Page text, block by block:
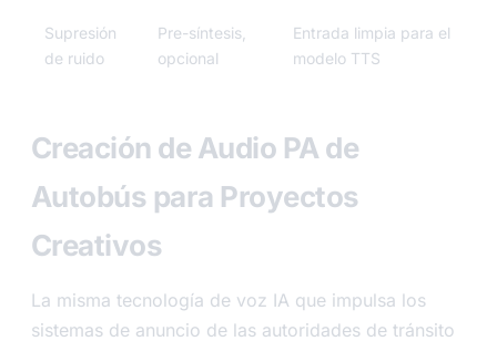
Supresión
de ruido
Pre-síntesis,
opcional
Entrada limpia para el
modelo TTS
Creación de Audio PA de
Autobús para Proyectos
Creativos
La misma tecnología de voz IA que impulsa los
sistemas de anuncio de las autoridades de tránsito